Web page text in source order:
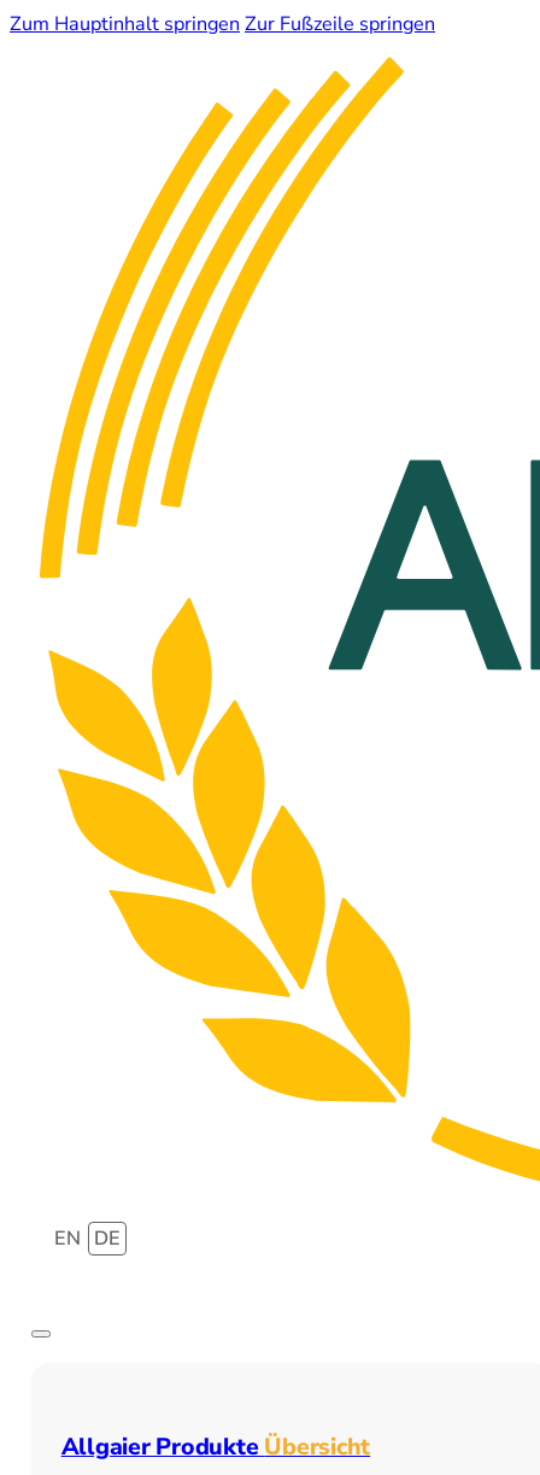
Zum Hauptinhalt springen Zur Fußzeile springen
EN DE
Allgaier ProdukteÜbersicht